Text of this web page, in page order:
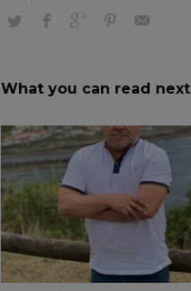
What you can read next